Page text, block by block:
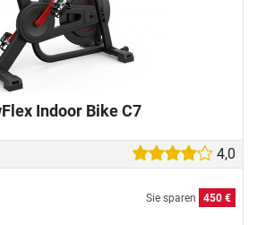
Indoor Bike C7
4,0
Sie sparen 450 €